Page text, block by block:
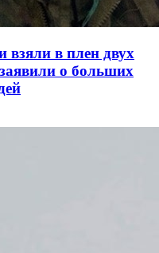
взяли в плен двух
о больших